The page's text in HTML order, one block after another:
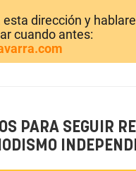
esta dirección y
cuando antes:
PARA SEGUIR